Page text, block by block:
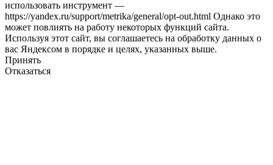
использовать инструмент —
https://yandex.ru/support/metrika/general/opt-out.html Однако это
может повлиять на работу некоторых функций сайта.
Используя этот сайт, вы соглашаетесь на обработку данных о
вас Яндексом в порядке и целях, указанных выше.
Принять
Отказаться